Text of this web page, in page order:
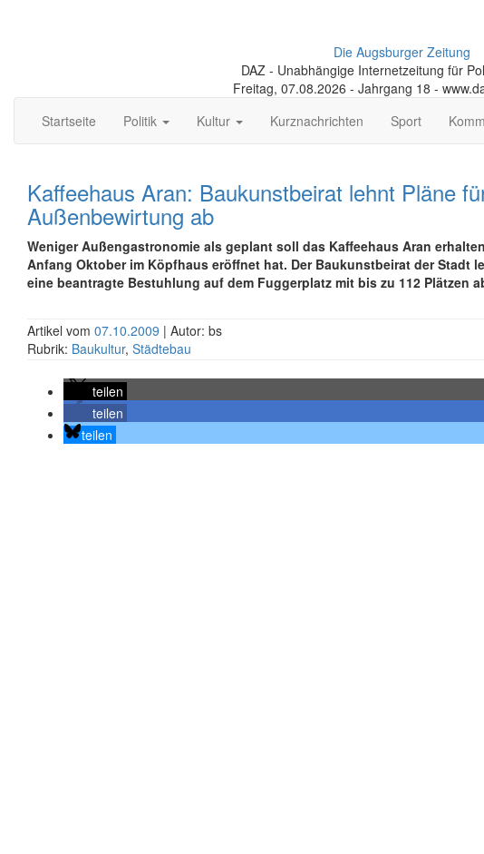
Die Augsburger Zeitung
DAZ - Unabhängige Internetzeitung für
Freitag, 07.08.2026 - Jahrgang 18 -
Startseite
Politik Kultur Kurznachrichten Sport
Kaffeehaus Aran: Baukunstbeirat lehnt Pläne
Außenbewirtung ab
Weniger Außengastronomie als geplant soll das Kaffeehaus Aran
Anfang Oktober im Köpfhaus eröffnet hat. Der Baukunstbeirat der Stadt
eine beantragte Bestuhlung auf dem Fuggerplatz mit bis zu 112 Plätzen
Artikel vom 07.10.2009 | Autor: bs
Rubrik: Baukultur, Städtebau
teilen
teilen
teilen